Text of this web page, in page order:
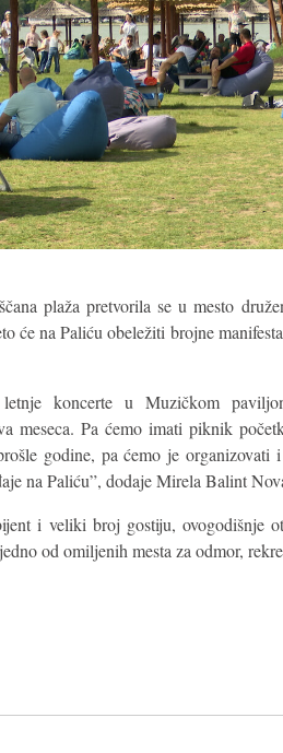
plaža pretvorila se u mesto
će na Paliću obeležiti brojne
koncerte u Muzičkom
meseca. Pa ćemo imati piknik
godine, pa ćemo je organizovati
na Paliću”, dodaje Mirela Balint
i veliki broj gostiju, ovogodišnje
od omiljenih mesta za odmor,